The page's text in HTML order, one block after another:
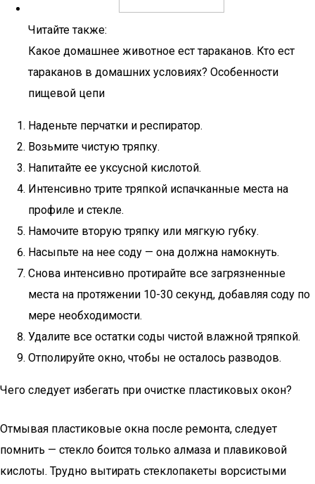
Читайте также:
Какое домашнее животное ест тараканов. Кто ест
тараканов в домашних условиях? Особенности
пищевой цепи
Наденьте перчатки и респиратор.
Возьмите чистую тряпку.
Напитайте ее уксусной кислотой.
Интенсивно трите тряпкой испачканные места на
профиле и стекле.
Намочите вторую тряпку или мягкую губку.
Насыпьте на нее соду — она должна намокнуть.
Снова интенсивно протирайте все загрязненные
места на протяжении 10-30 секунд, добавляя соду по
мере необходимости.
Удалите все остатки соды чистой влажной тряпкой.
Отполируйте окно, чтобы не осталось разводов.
Чего следует избегать при очистке пластиковых окон?
Отмывая пластиковые окна после ремонта, следует
помнить — стекло боится только алмаза и плавиковой
кислоты. Трудно вытирать стеклопакеты ворсистыми